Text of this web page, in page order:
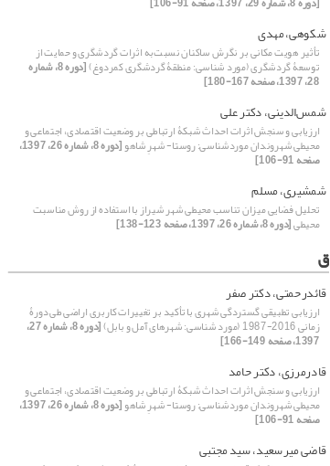
شکوهی، مهدی
تأثیر هویت مکانی بر نگرش ساکنان نسبت‌به اثرات گردشگری و حمایت از
توسعۀ گردشگری (مورد شناسی: منطقۀ گردشگری کمردوغ) [دوره 8، شماره
28، 1397، صفحه 167-180]
شمس‌الدینی، دکتر علی‌‌
ارزیابی و سنجش اثرات احداث شبکۀ ارتباطی بر وضعیت اقتصادی، اجتماعی و
محیطی شهروندان موردشناسی: روستا- شهرِ شاهو [دوره 8، شماره 26، 1397،
صفحه 91-106]
شمشیری، مسلم
تحلیل فضایی میزان تناسب محیطی شهر شیراز با استفاده از روش مناسبت
محیطی[دوره 8، شماره 26، 1397، صفحه 123-138]
ق
قائدرحمتی، دکتر صفر
ارزیابی تطبیقی گستردگی شهری با تأکید بر تغییرات کاربری اراضی طی دورۀ
زمانی 2016-1987 (مورد شناسی: شهرهای آمل و بابل) [دوره 8، شماره 27،
1397، صفحه 149-166]
قادرمرزی، دکتر حامد
ارزیابی و سنجش اثرات احداث شبکۀ ارتباطی بر وضعیت اقتصادی، اجتماعی و
محیطی شهروندان موردشناسی: روستا- شهرِ شاهو [دوره 8، شماره 26، 1397،
صفحه 91-106]
قاضی میرسعید، سید مجتبی